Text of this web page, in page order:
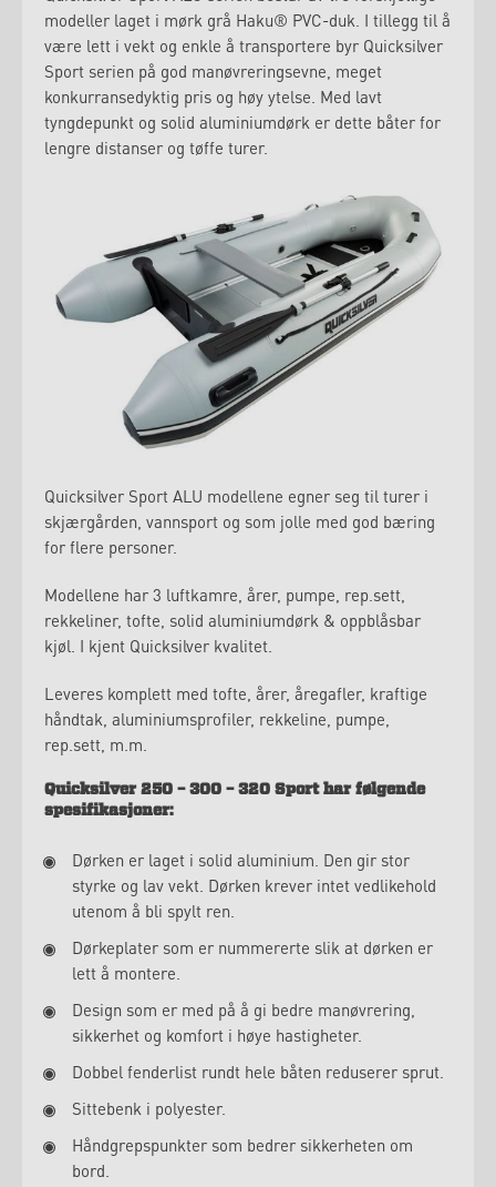
modeller laget i mørk grå Haku® PVC-duk. I tillegg til å
være lett i vekt og enkle å transportere byr Quicksilver
Sport serien på god manøvreringsevne, meget
konkurransedyktig pris og høy ytelse. Med lavt
tyngdepunkt og solid aluminiumdørk er dette båter for
lengre distanser og tøffe turer.
Quicksilver Sport ALU modellene egner seg til turer i
skjærgården, vannsport og som jolle med god bæring
for flere personer.
Modellene har 3 luftkamre, årer, pumpe, rep.sett,
rekkeliner, tofte, solid aluminiumdørk & oppblåsbar
kjøl. I kjent Quicksilver kvalitet.
Leveres komplett med tofte, årer, åregafler, kraftige
håndtak, aluminiumsprofiler, rekkeline, pumpe,
rep.sett, m.m.
Quicksilver 250 – 300 – 320 Sport har følgende
spesifikasjoner:
Dørken er laget i solid aluminium. Den gir stor
styrke og lav vekt. Dørken krever intet vedlikehold
utenom å bli spylt ren.
Dørkeplater som er nummererte slik at dørken er
lett å montere.
Design som er med på å gi bedre manøvrering,
sikkerhet og komfort i høye hastigheter.
Dobbel fenderlist rundt hele båten reduserer sprut.
Sittebenk i polyester.
Håndgrepspunkter som bedrer sikkerheten om
bord.